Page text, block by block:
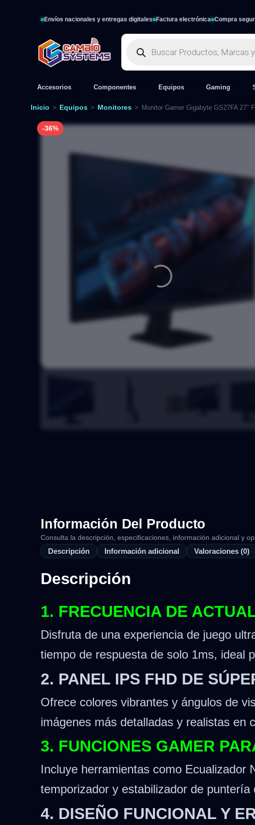
Envíos nacionales y entregas digitales Factura electrónica Compra
Accesorios Componentes Equipos Gaming
Inicio > Equipos > Monitores > Monitor Gamer Gigabyte GS27FA 27″
-36%
Información Del Producto
Consulta la descripción, especificaciones, información adicional y
Descripción Información adicional Valoraciones (0)
Descripción
1. FRECUENCIA DE
Disfruta de una experiencia de juego
tiempo de respuesta de solo 1ms, ideal
2. PANEL IPS FHD DE
Ofrece colores vibrantes y ángulos de
imágenes más detalladas y realistas en
3. FUNCIONES GAMER
Incluye herramientas como Ecualizador
temporizador y estabilizador de
4. DISEÑO FUNCIONAL Y